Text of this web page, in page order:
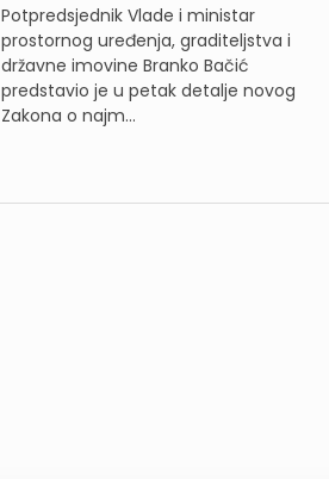
Potpredsjednik Vlade i ministar
prostornog uređenja, graditeljstva i
državne imovine Branko Bačić
predstavio je u petak detalje novog
Zakona o najm...